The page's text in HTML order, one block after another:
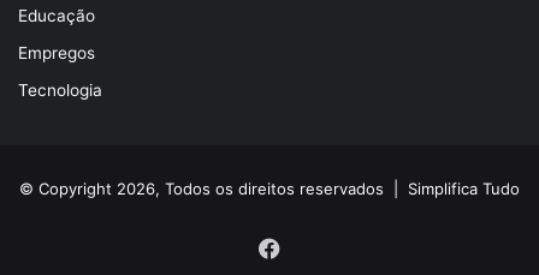
Educação
Empregos
Tecnologia
© Copyright 2026, Todos os direitos reservados | Simplifica Tudo